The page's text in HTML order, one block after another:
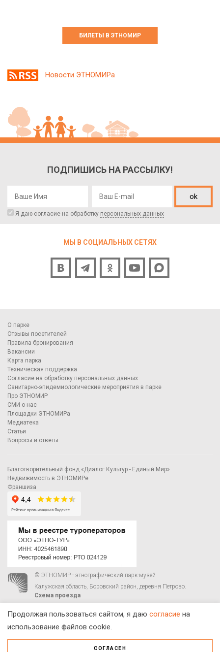
БИЛЕТЫ В ЭТНОМИР
Новости ЭТНОМИРа
ПОДПИШИСЬ НА РАССЫЛКУ!
ok
Я даю согласие на обработку персональных данных
МЫ В СОЦИАЛЬНЫХ СЕТЯХ
О парке
Отзывы посетителей
Правила бронирования
Вакансии
Карта парка
Техническая поддержка
Согласие на обработку персональных данных
Санитарно-эпидемиологические мероприятия в парке
Про ЭТНОМИР
СМИ о нас
Площадки ЭТНОМИРа
Медиатека
Статьи
Вопросы и ответы
Благотворительный фонд «Диалог Культур - Единый Мир»
Недвижимость в ЭТНОМИРе
Франшиза
© ЭТНОМИР - этнографический парк-музей
Калужская область, Боровский район, деревня Петрово.
Схема проезда
Продолжая пользоваться сайтом, я даю согласие на
использование файлов cookie.
СОГЛАСЕН